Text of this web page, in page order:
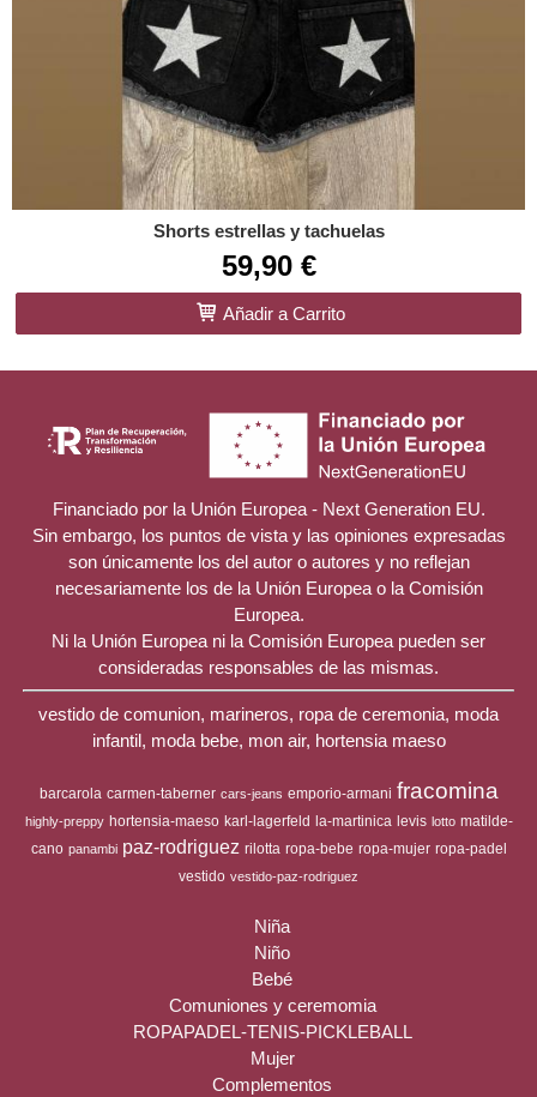
Shorts estrellas y tachuelas
59,90 €
Añadir a Carrito
Financiado por la Unión Europea - Next Generation EU.
Sin embargo, los puntos de vista y las opiniones expresadas
son únicamente los del autor o autores y no reflejan
necesariamente los de la Unión Europea o la Comisión
Europea.
Ni la Unión Europea ni la Comisión Europea pueden ser
consideradas responsables de las mismas.
vestido de comunion, marineros, ropa de ceremonia, moda
infantil, moda bebe, mon air, hortensia maeso
barcarola carmen-taberner cars-jeans emporio-armani fracomina
highly-preppy hortensia-maeso karl-lagerfeld la-martinica levis lotto matilde-
cano panambi paz-rodriguez rilotta ropa-bebe ropa-mujer ropa-padel
vestido vestido-paz-rodriguez
Niña
Niño
Bebé
Comuniones y ceremomia
ROPAPADEL-TENIS-PICKLEBALL
Mujer
Complementos